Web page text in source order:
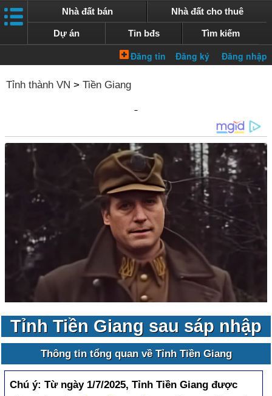
Nhà đất bán Nhà đất cho thuê
Dự án Tin bđs Tìm kiếm
Tỉnh thành VN > Tiền Giang
Tỉnh Tiền Giang sau sáp nhập
Thông tin tổng quan về Tỉnh Tiền Giang
Chú ý:Từ ngày 1/7/2025, Tỉnh Tiền Giang được